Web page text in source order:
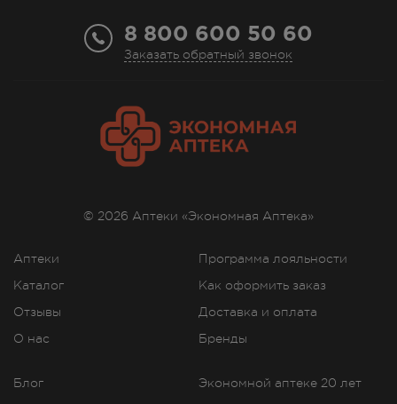
8 800 600 50 60
Заказать обратный звонок
Аптеки
Каталог
Отзывы
О нас
Программа лояльности
Как оформить заказ
Доставка и оплата
Бренды
Блог
Экономной аптеке 20 лет
© 2026 Аптеки «Экономная Аптека»